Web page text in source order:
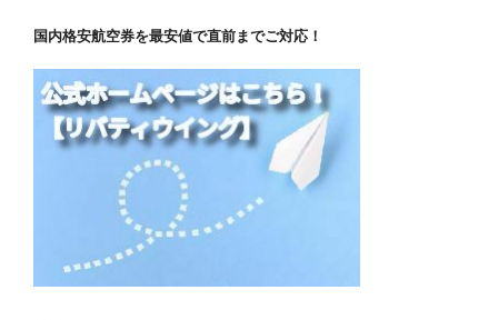
国内格安航空券を最安値で直前までご対応！